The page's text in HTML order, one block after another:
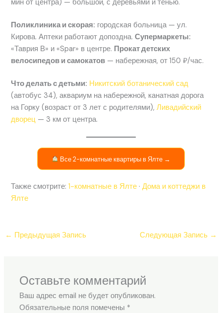
мин от центра) — большой, с деревьями и тенью.
Поликлиника и скорая: городская больница — ул.
Кирова. Аптеки работают допоздна.Супермаркеты:
«Таврия В» и «Spar» в центре. Прокат детских
велосипедов и самокатов — набережная, от 150 ₽/час.
Что делать с детьми: Никитский ботанический сад
(автобус 34), аквариум на набережной, канатная дорога
на Горку (возраст от 3 лет с родителями),Ливадийский
дворец — 3 км от центра.
Все 2-комнатные квартиры в Ялте →
Также смотрите:1-комнатные в Ялте ·Дома и коттеджи в
Ялте
← Предыдущая Запись Следующая Запись →
Оставьте комментарий
Ваш адрес email не будет опубликован.
Обязательные поля помечены *